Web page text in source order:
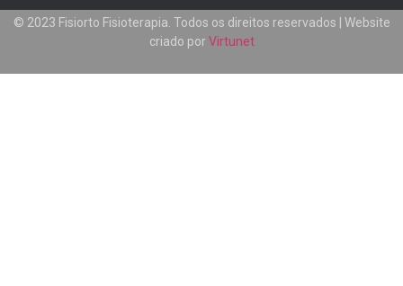
© 2023 Fisiorto Fisioterapia. Todos os direitos reservados | Website
criado porVirtunet